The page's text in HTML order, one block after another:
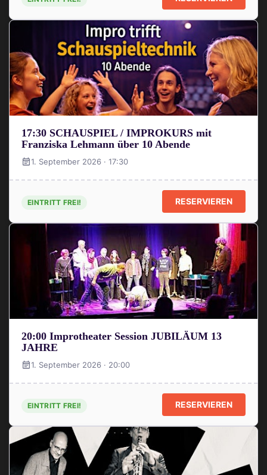
17:30 SCHAUSPIEL / IMPROKURS mit
Franziska Lehmann über 10 Abende
1. September 2026 · 17:30
EINTRITT FREI! RESERVIEREN
20:00 Improtheater Session JUBILÄUM 13
JAHRE
1. September 2026 · 20:00
EINTRITT FREI! RESERVIEREN